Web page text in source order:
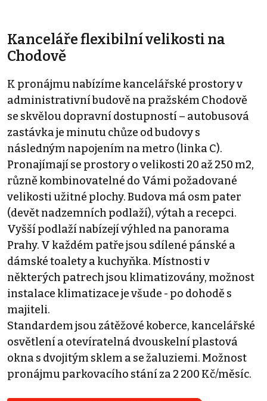
Kanceláře flexibilní velikosti na
Chodově
K pronájmu nabízíme kancelářské prostory v
administrativní budově na pražském Chodově
se skvělou dopravní dostupností – autobusová
zastávka je minutu chůze od budovy s
následným napojením na metro (linka C).
Pronajímají se prostory o velikosti 20 až 250 m2,
různě kombinovatelné do Vámi požadované
velikosti užitné plochy. Budova má osm pater
(devět nadzemních podlaží), výtah a recepci.
Vyšší podlaží nabízejí výhled na panorama
Prahy. V každém patře jsou sdílené pánské a
dámské toalety a kuchyňka. Místnosti v
některých patrech jsou klimatizovány, možnost
instalace klimatizace je všude - po dohodě s
majiteli.
Standardem jsou zátěžové koberce, kancelářské
osvětlení a otevíratelná dvouskelní plastová
okna s dvojitým sklem a se žaluziemi. Možnost
pronájmu parkovacího stání za 2 200 Kč/měsíc.